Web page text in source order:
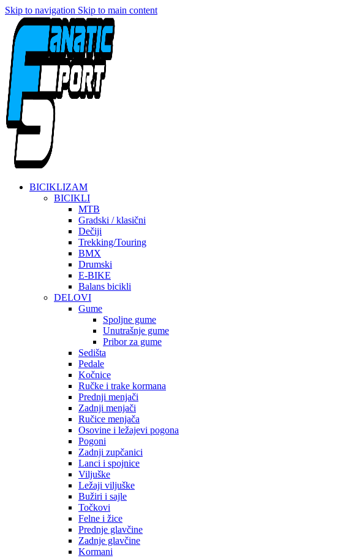
Skip to navigation Skip to main content
BICIKLIZAM
BICIKLI
MTB
Gradski / klasični
Dečiji
Trekking/Touring
BMX
Drumski
E-BIKE
Balans bicikli
DELOVI
Gume
Spoljne gume
Unutrašnje gume
Pribor za gume
Sedišta
Pedale
Kočnice
Ručke i trake kormana
Prednji menjači
Zadnji menjači
Ručice menjača
Osovine i ležajevi pogona
Pogoni
Zadnji zupčanici
Lanci i spojnice
Viljuške
Ležaji viljuške
Bužiri i sajle
Točkovi
Felne i žice
Prednje glavčine
Zadnje glavčine
Kormani